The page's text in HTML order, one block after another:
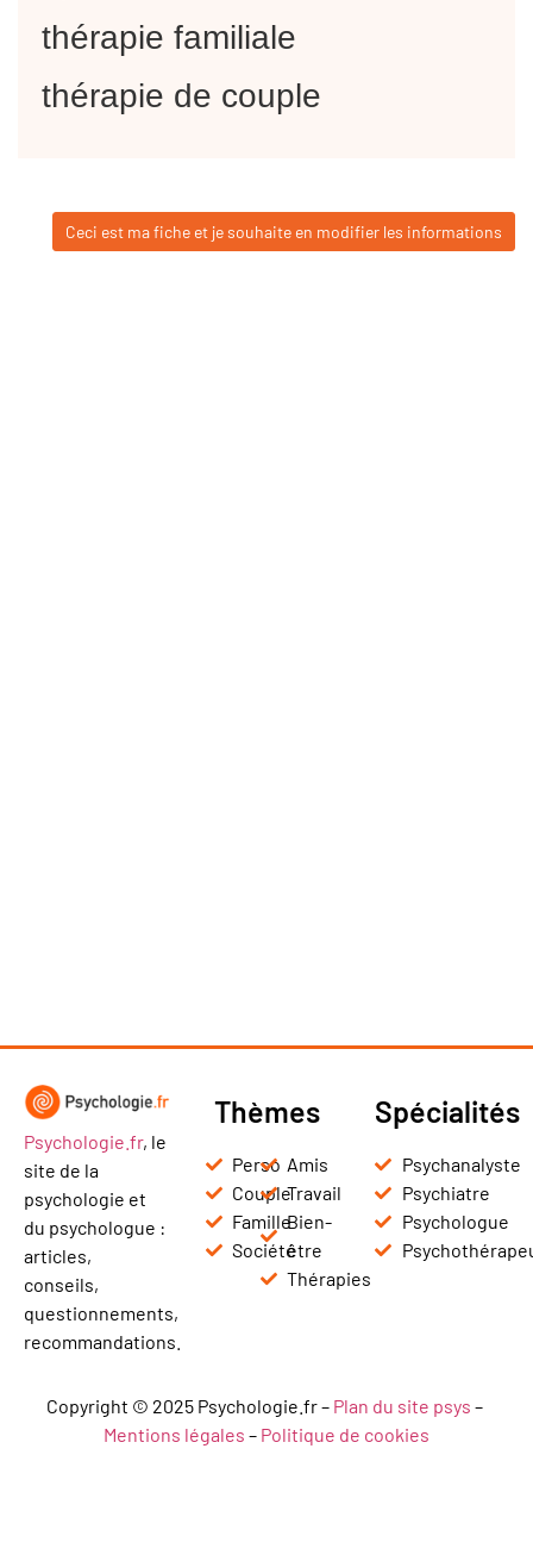
thérapie familiale
thérapie de couple
Ceci est ma fiche et je souhaite en modifier les informations
Psychologie.fr, le
site de la
psychologie et
du psychologue :
articles,
conseils,
questionnements,
recommandations.
Thèmes
Perso
Couple
Famille
Société
Amis
Travail
Bien-
être
Thérapies
Spécialités
Psychanalyste
Psychiatre
Psychologue
Copyright © 2025 Psychologie.fr – Plan du site psys –
Mentions légales – Politique de cookies